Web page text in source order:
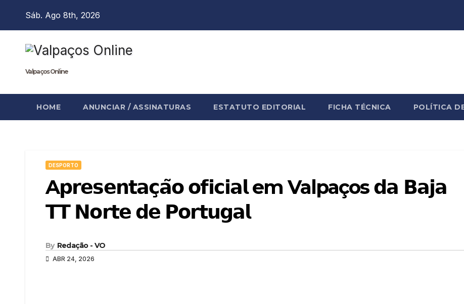
Sáb. Ago 8th, 2026
Valpaços Online
HOME ANUNCIAR / ASSINATURAS ESTATUTO EDITORIAL FICHA TÉCNICA POLÍTICA
DESPORTO
A𝗽𝗿𝗲𝘀𝗲𝗻𝘁𝗮𝗰̧𝗮̃𝗼 𝗼𝗳𝗶𝗰𝗶𝗮𝗹 em Valpaços 𝗱𝗮 𝗕𝗮𝗷𝗮
𝗧𝗧 𝗡𝗼𝗿𝘁𝗲 𝗱𝗲 𝗣𝗼𝗿𝘁𝘂𝗴𝗮𝗹
By Redação - VO
ABR 24, 2026